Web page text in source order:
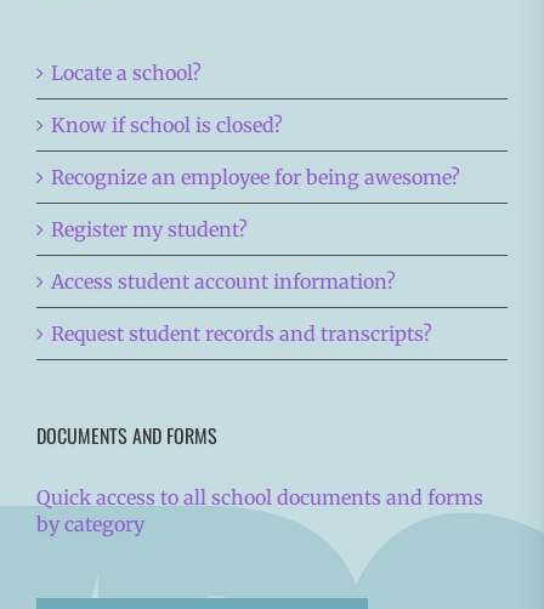
Locate a school?
Know if school is closed?
Recognize an employee for being awesome?
Register my student?
Access student account information?
Request student records and transcripts?
DOCUMENTS AND FORMS
Quick access to all school documents and forms
by category